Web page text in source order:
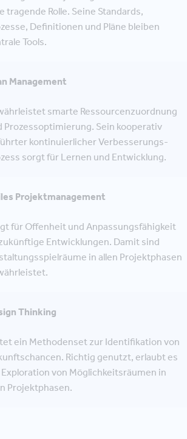
tragende Rolle. Seine Standards,
Definitionen und Pläne bleiben
Tools.
Management
smarte Ressourcenzuordnung
Prozessoptimierung. Sein kooperativ
kontinuierlicher Verbesserungs-
sorgt für Lernen und Entwicklung.
Projektmanagement
für Offenheit und Anpassungsfähigkeit
Entwicklungen. Damit sind
in allen Projektphasen
Thinking
ein Methodenset zur Identifikation von
Richtig genutzt, erlaubt es
von Möglichkeitsräumen in
Projektphasen.